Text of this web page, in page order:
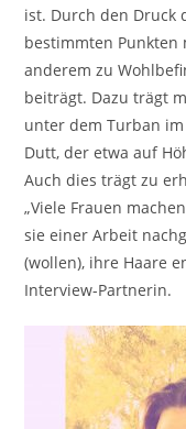
ist. Durch den Druck
bestimmten
anderem zu
beiträgt. Dazu trägt
unter dem Turban im
Dutt, der etwa auf
Auch dies trägt zu
„Viele Frauen
sie einer Arbeit
(wollen), ihre Haare
Interview-Partnerin.